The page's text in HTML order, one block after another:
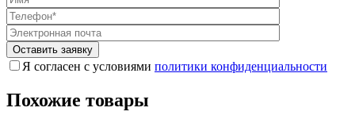
Я согласен с условиями политики конфиденциальности
Похожие товары